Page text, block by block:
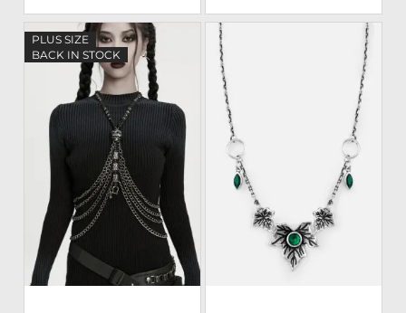
PLUS SIZE
BACK IN STOCK